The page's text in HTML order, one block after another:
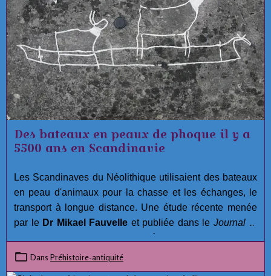
Des bateaux en peaux de phoque il y a
5500 ans en Scandinavie
Les Scandinaves du Néolithique utilisaient des bateaux
en peau d'animaux pour la chasse et les échanges, le
transport à longue distance. Une étude récente menée
par le Dr Mikael Fauvelle et publiée dans le Journal of
scandinave antique de la céramique piquée (PWC)
Dans Préhistoire-antiquité